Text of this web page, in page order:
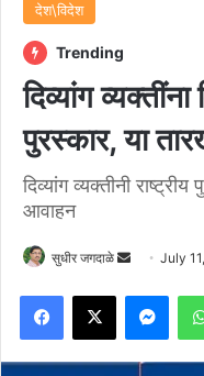
देश\विदेश
Trending
दिव्यांग व्यक्तींना
पुरस्कार, या
दिव्यांग व्यक्तीनी
आवाहन
सुधीर जगदाळे
Send
email
July
Facebook
X